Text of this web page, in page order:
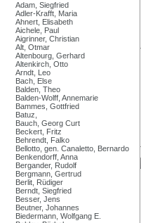
Adam, Siegfried
Adler-Krafft, Maria
Ahnert, Elisabeth
Aichele, Paul
Aigrinner, Christian
Alt, Otmar
Altenbourg, Gerhard
Altenkirch, Otto
Arndt, Leo
Bach, Else
Balden, Theo
Balden-Wolff, Annemarie
Bammes, Gottfried
Batuz,
Bauch, Georg Curt
Beckert, Fritz
Behrendt, Falko
Bellotto, gen. Canaletto, Bernardo
Benkendorff, Anna
Bergander, Rudolf
Bergmann, Gertrud
Berlit, Rüdiger
Berndt, Siegfried
Besser, Jens
Beutner, Johannes
Biedermann, Wolfgang E.